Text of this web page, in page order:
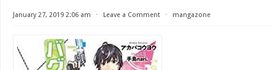
January 27, 2019 2:06 am ⋅ Leave a Comment ⋅ mangazone